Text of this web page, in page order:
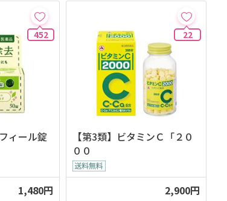
452
ィール錠
1,480円
22
【第3類】ビタミンＣ「２０
００
2,900円